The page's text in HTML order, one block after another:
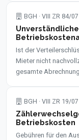
BGH · VIII ZR 84/
Ist der
Mieter nicht
gesamte
BGH · VIII ZR 19/
Betriebskosten
Gebühren für den